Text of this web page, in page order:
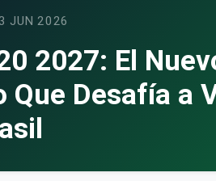
JUN 2026
2027: El
Que Desafía a